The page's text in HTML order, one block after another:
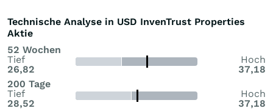
Technische Analyse in USD InvenTrust Properties
Aktie
52 Wochen
Tief
26,82
Hoch
37,18
200 Tage
Tief
28,52
Hoch
37,18